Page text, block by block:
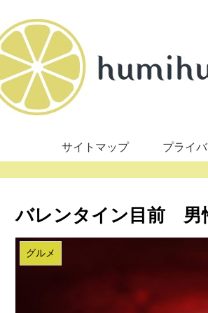
サイトマップ プライ
バレンタイン目前 男
グルメ